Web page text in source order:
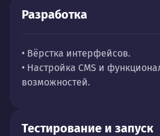
Разработка
• Вёрстка интерфейсов.
• Настройка CMS и
возможностей.
Тестирование и запуск